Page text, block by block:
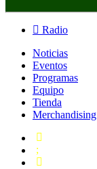
Radio
Noticias
Eventos
Programas
Equipo
Tienda
Merchandising